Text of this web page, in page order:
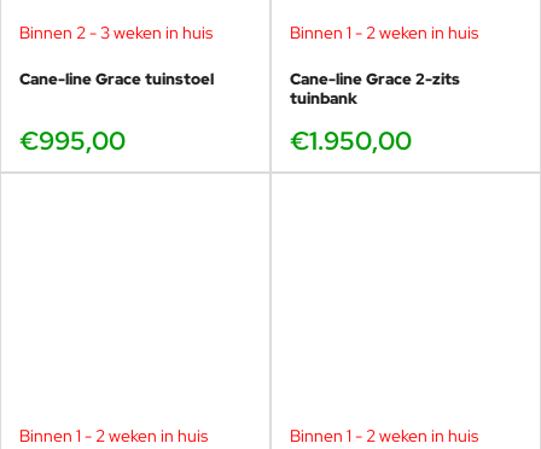
Binnen 2 - 3 weken in huis
Cane-line Grace tuinstoel
€995,00
Binnen 1 - 2 weken in huis
Cane-line Grace 2-zits
tuinbank
€1.950,00
Binnen 1 - 2 weken in huis Binnen 1 - 2 weken in huis